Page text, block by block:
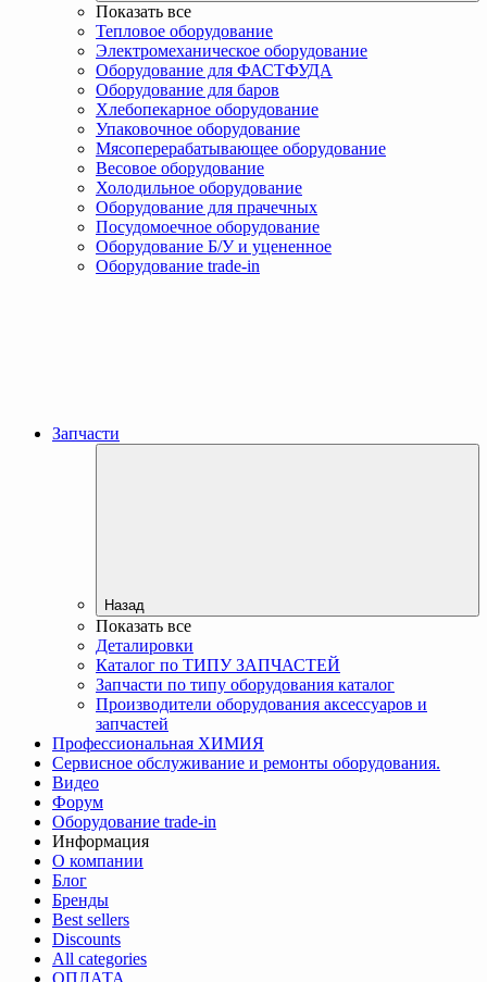
Показать все
Тепловое оборудование
Электромеханическое оборудование
Оборудование для ФАСТФУДА
Оборудование для баров
Хлебопекарное оборудование
Упаковочное оборудование
Мясоперерабатывающее оборудование
Весовое оборудование
Холодильное оборудование
Оборудование для прачечных
Посудомоечное оборудование
Оборудование Б/У и уцененное
Оборудование trade-in
Запчасти
Назад
Показать все
Деталировки
Каталог по ТИПУ ЗАПЧАСТЕЙ
Запчасти по типу оборудования каталог
Производители оборудования аксессуаров и
запчастей
Профессиональная ХИМИЯ
Сервисное обслуживание и ремонты оборудования.
Видео
Форум
Оборудование trade-in
Информация
О компании
Блог
Бренды
Best sellers
Discounts
All categories
ОПЛАТА